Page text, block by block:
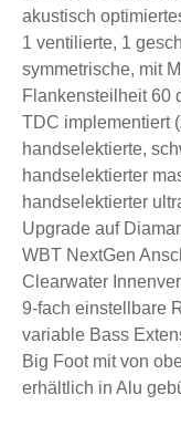
akustisch
1 ventilierte, 1
symmetrische, mit
Flankensteilheit 60
TDC implementiert
handselektierte,
handselektierter
handselektierter
Upgrade auf
WBT NextGen
Clearwater
9-fach einstellbare
variable Bass
Big Foot mit von
erhältlich in Alu